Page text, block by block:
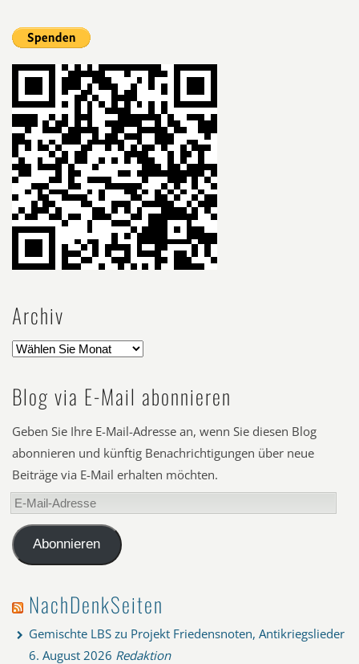
Archiv
Blog via E-Mail abonnieren
Geben Sie Ihre E-Mail-Adresse an, wenn Sie diesen Blog
abonnieren und künftig Benachrichtigungen über neue
Beiträge via E-Mail erhalten möchten.
E-
Mail-
AdresseAbonnieren
NachDenkSeiten
Gemischte LBS zu Projekt Friedensnoten, Antikriegslieder
6. August 2026 Redaktion